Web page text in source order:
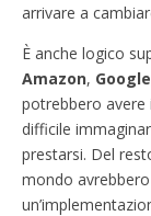
arrivare a
È anche logico
Amazon, Google
potrebbero avere
difficile
prestarsi. Del
mondo